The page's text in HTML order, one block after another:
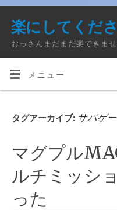
楽にしてくださ
おっさんまだまだ楽できませ
メニュー
タグアーカイブ: サバゲー
マグプル
ルチミッシ
った